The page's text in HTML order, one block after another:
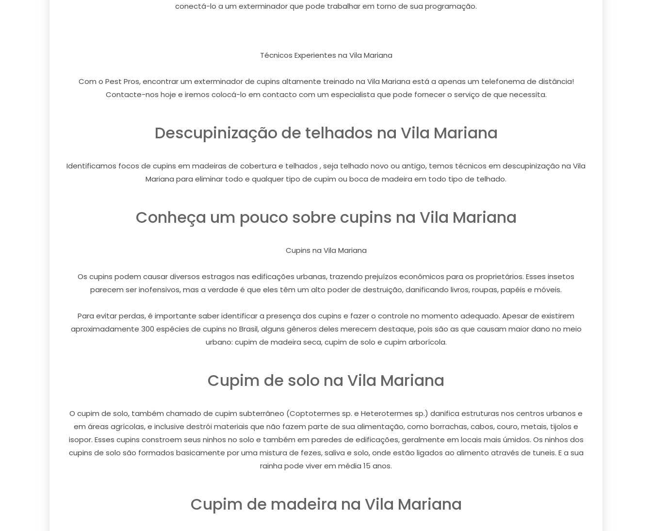
conectá-lo a um exterminador que pode trabalhar em torno de sua programação.
Técnicos Experientes na Vila Mariana
Com o Pest Pros, encontrar um exterminador de cupins altamente treinado na Vila Mariana está a apenas um telefonema de distância!
Contacte-nos hoje e iremos colocá-lo em contacto com um especialista que pode fornecer o serviço de que necessita.
Descupinização de telhados na Vila Mariana
Identificamos focos de cupins em madeiras de cobertura e telhados , seja telhado novo ou antigo, temos técnicos em descupinização na Vila
Mariana para eliminar todo e qualquer tipo de cupim ou boca de madeira em todo tipo de telhado.
Conheça um pouco sobre cupins na Vila Mariana
Cupins na Vila Mariana
Os cupins podem causar diversos estragos nas edificações urbanas, trazendo prejuízos econômicos para os proprietários. Esses insetos
parecem ser inofensivos, mas a verdade é que eles têm um alto poder de destruição, danificando livros, roupas, papéis e móveis.
Para evitar perdas, é importante saber identificar a presença dos cupins e fazer o controle no momento adequado. Apesar de existirem
aproximadamente 300 espécies de cupins no Brasil, alguns gêneros deles merecem destaque, pois são as que causam maior dano no meio
urbano: cupim de madeira seca, cupim de solo e cupim arborícola.
Cupim de solo na Vila Mariana
O cupim de solo, também chamado de cupim subterrâneo (Coptotermes sp. e Heterotermes sp.) danifica estruturas nos centros urbanos e
em áreas agrícolas, e inclusive destrói materiais que não fazem parte de sua alimentação, como borrachas, cabos, couro, metais, tijolos e
isopor. Esses cupins constroem seus ninhos no solo e também em paredes de edificações, geralmente em locais mais úmidos. Os ninhos dos
cupins de solo são formados basicamente por uma mistura de fezes, saliva e solo, onde estão ligados ao alimento através de tuneis. E a sua
rainha pode viver em média 15 anos.
Cupim de madeira na Vila Mariana